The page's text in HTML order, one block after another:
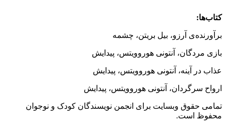
کتاب‌ها:
برآورنده‌ى آرزو، بیل بریتن، چشمه
بازى مردگان،‌ آنتونى هوروویتس، پیدایش
عذاب در آینه،‌ آنتونى هوروویتس، پیدایش
ارواح سرگردان،‌ آنتونى هوروویتس، پیدایش
تمامی حقوق وبسایت برای انجمن نویسندگان کودک و نوجوان
محفوظ است.